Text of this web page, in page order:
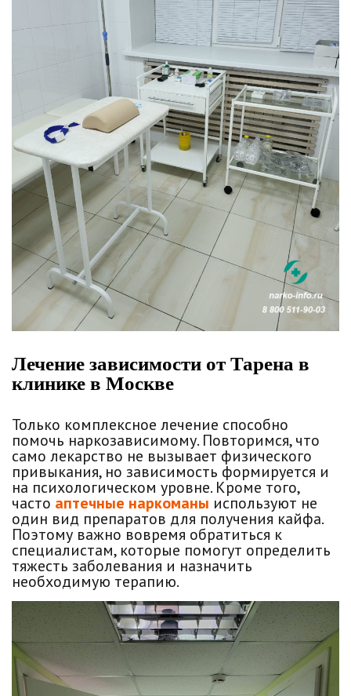
Лечение зависимости от Тарена в
клинике в Москве
Только комплексное лечение способно
помочь наркозависимому. Повторимся, что
само лекарство не вызывает физического
привыкания, но зависимость формируется и
на психологическом уровне. Кроме того,
часто аптечные наркоманы используют не
один вид препаратов для получения кайфа.
Поэтому важно вовремя обратиться к
специалистам, которые помогут определить
тяжесть заболевания и назначить
необходимую терапию.